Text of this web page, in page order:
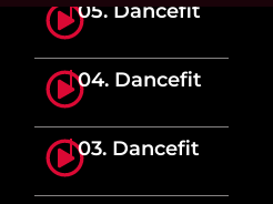
05. Dancefit
04. Dancefit
03. Dancefit